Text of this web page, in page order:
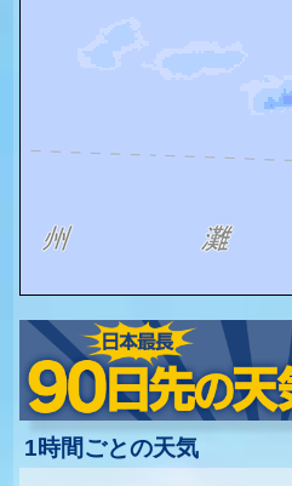
1時間ごとの天気